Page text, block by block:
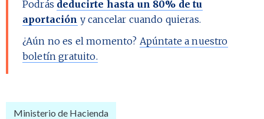
Podrás deducirte hasta un 80% de tu
aportación y cancelar cuando quieras.
¿Aún no es el momento? Apúntate a nuestro
boletín gratuito.
Ministerio de Hacienda